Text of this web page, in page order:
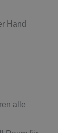
Hand
alle